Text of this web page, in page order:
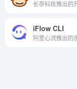
iFlow CLI